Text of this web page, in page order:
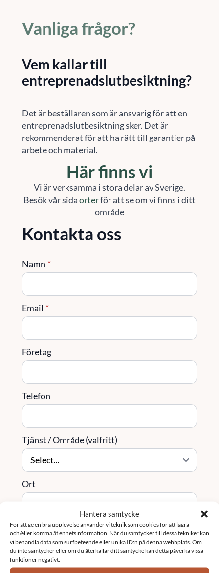
Hantera samtycke
För att ge en bra upplevelse använder vi teknik som cookies för att lagra
och/eller komma åt enhetsinformation. När du samtycker till dessa tekniker kan
vi behandla data som surfbeteende eller unika ID:n på denna webbplats. Om
du inte samtycker eller om du återkallar ditt samtycke kan detta påverka vissa
funktioner negativt.
Vanliga frågor?
Vem kallar till
entreprenadslutbesiktning?
Det är beställaren som är ansvarig för att en
entreprenadslutbesiktning sker. Det är
rekommenderat för att ha rätt till garantier på
arbete och material.
Här finns vi
Vi är verksamma i stora delar av Sverige.
Besök vår sidaorterför att se om vi finns i ditt
område
Kontakta oss
Namn *
Email *
Företag
Telefon
Tjänst / Område (valfritt)
Ort
Meddelande*